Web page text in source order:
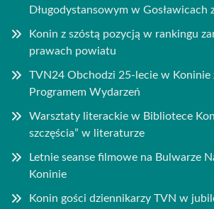
Długodystansowym w Gosławicach
Konin z szóstą pozycją w rankingu
prawach powiatu
TVN24 Obchodzi 25-lecie w Koninie
Programem Wydarzeń
Warsztaty literackie w Bibliotece
szczęścia” w literaturze
Letnie seanse filmowe na Bulwarze
Koninie
Konin gości dziennikarzy TVN w